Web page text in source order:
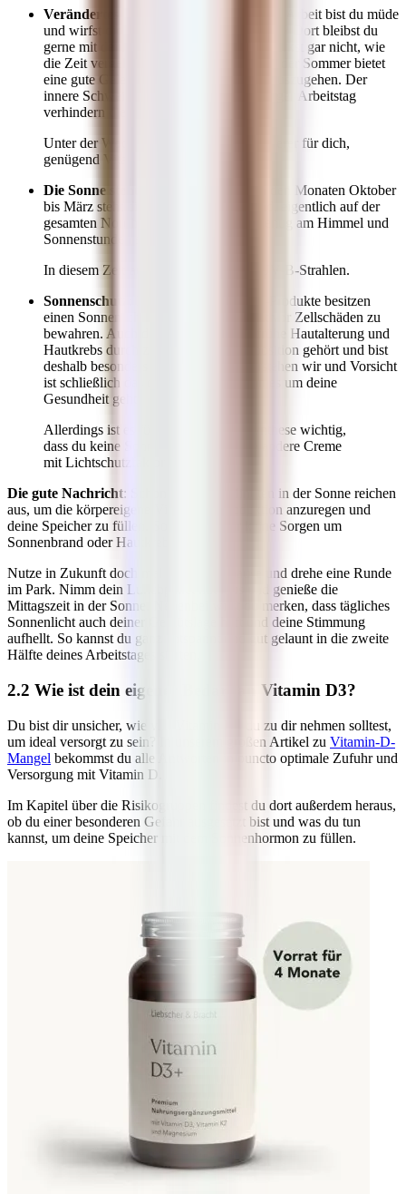
Verändertes Freizeitverhalten
:Nach der Arbeit bist du müde
und wirfst dich erst einmal auf die Couch ? Dort bleibst du
gerne mit deinem Handy liegen und bemerkst gar nicht, wie
die Zeit vergeht? Schade, denn vor allem der Sommer bietet
eine gute Gelegenheit, nach der Arbeit rauszugehen. Der
innere Schweinehund und ein viel zu langer Arbeitstag
verhindern dies aber viel zu häufig.
Unter der Woche wird es so immer schwerer für dich,
genügend Vitamin D zu produzieren.
Die Sonne steht nicht hoch genug
: In den Monaten Oktober
bis März steht die Sonne in Deutschland, eigentlich auf der
gesamten Nordhalbkugel, nicht hoch genug am Himmel und
Sonnenstunden sind generell rar.
In diesem Zeitraum fehlen uns genug UV-B-Strahlen.
Sonnenschutz
: Immer mehr Kosmetik-Produkte besitzen
einen Sonnenschutzfaktor, um die Haut vor Zellschäden zu
bewahren. Auch du hast zu viel über frühe Hautalterung und
Hautkrebs durch zu starke Sonnenexposition gehört und bist
deshalb besonders vorsichtig? Das verstehen wir und Vorsicht
ist schließlich das oberste Gebot, wenn es um deine
Gesundheit geht.
Allerdings ist es für die Vitamin-D-Synthese wichtig,
dass du keine Sonnencreme oder eine andere Creme
mit Lichtschutzfaktor aufträgst.
Die gute Nachricht: Schon 20 bis 30 Minuten in der Sonne reichen
aus, um die körpereigene Vitamin-D-Produktion anzuregen und
deine Speicher zu füllen. So musst du dir keine Sorgen um
Sonnenbrand oder Hautkrebs machen.
Nutze in Zukunft doch mal die Mittagspause und drehe eine Runde
im Park. Nimm dein Lunchpaket mit raus und genieße die
Mittagszeit in der Sonne. Nebenbei wirst du merken, dass tägliches
Sonnenlicht auch deiner Gemütslage hilft und deine Stimmung
aufhellt. So kannst du ganz entspannt und gut gelaunt in die zweite
Hälfte deines Arbeitstages starten.
2.2 Wie ist dein eigener Bedarf an Vitamin D3?
Du bist dir unsicher, wie viel Vitamin D3 du zu dir nehmen solltest,
um ideal versorgt zu sein? In unserem großen Artikel zu Vitamin-D-
Mangel bekommst du alle Antworten in puncto optimale Zufuhr und
Versorgung mit Vitamin D.
Im Kapitel über die Risikogruppen findest du dort außerdem heraus,
ob du einer besonderen Gefahr ausgesetzt bist und was du tun
kannst, um deine Speicher mit dem Sonnenhormon zu füllen.